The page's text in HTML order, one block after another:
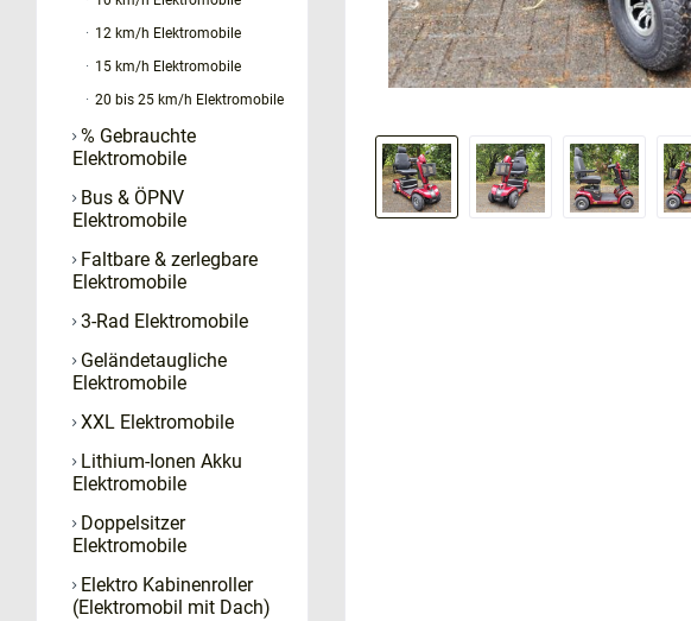
12 km/h Elektromobile
15 km/h Elektromobile
20 bis 25 km/h Elektromobile
% Gebrauchte
Elektromobile
Bus & ÖPNV
Elektromobile
Faltbare & zerlegbare
Elektromobile
3-Rad Elektromobile
Geländetaugliche
Elektromobile
XXL Elektromobile
Lithium-Ionen Akku
Elektromobile
Doppelsitzer
Elektromobile
Elektro Kabinenroller
(Elektromobil mit Dach)